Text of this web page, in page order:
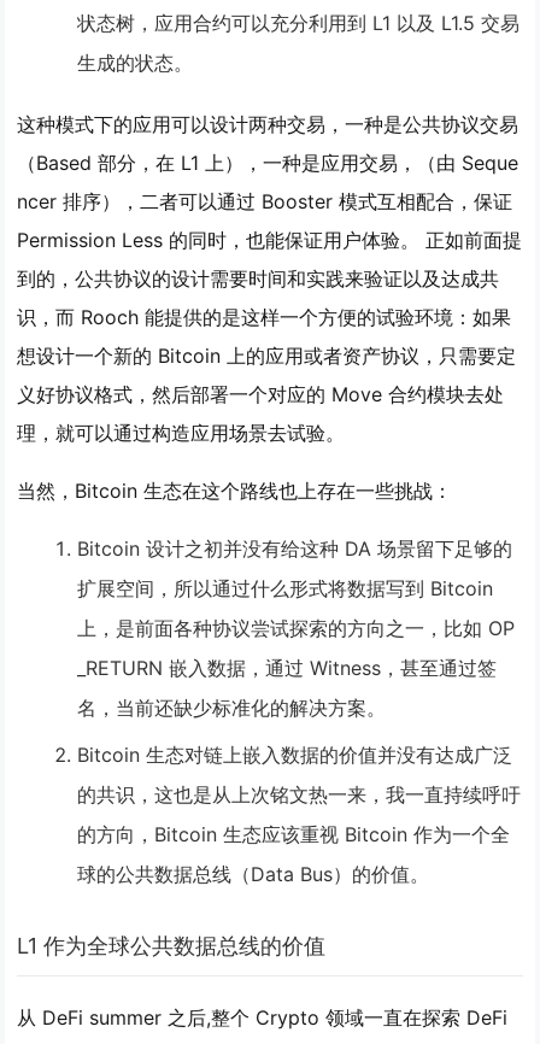
状态树，应用合约可以充分利用到 L1 以及 L1.5 交易
生成的状态。
这种模式下的应用可以设计两种交易，一种是公共协议交易
（Based 部分，在 L1 上），一种是应用交易，（由 Seque
ncer 排序），二者可以通过 Booster 模式互相配合，保证
Permission Less 的同时，也能保证用户体验。 正如前面提
到的，公共协议的设计需要时间和实践来验证以及达成共
识，而 Rooch 能提供的是这样一个方便的试验环境：如果
想设计一个新的 Bitcoin 上的应用或者资产协议，只需要定
义好协议格式，然后部署一个对应的 Move 合约模块去处
理，就可以通过构造应用场景去试验。
当然，Bitcoin 生态在这个路线也上存在一些挑战：
Bitcoin 设计之初并没有给这种 DA 场景留下足够的
扩展空间，所以通过什么形式将数据写到 Bitcoin
上，是前面各种协议尝试探索的方向之一，比如 OP
_RETURN 嵌入数据，通过 Witness，甚至通过签
名，当前还缺少标准化的解决方案。
Bitcoin 生态对链上嵌入数据的价值并没有达成广泛
的共识，这也是从上次铭文热一来，我一直持续呼吁
的方向，Bitcoin 生态应该重视 Bitcoin 作为一个全
球的公共数据总线（Data Bus）的价值。
L1 作为全球公共数据总线的价值
从 DeFi summer 之后,整个 Crypto 领域一直在探索 DeFi